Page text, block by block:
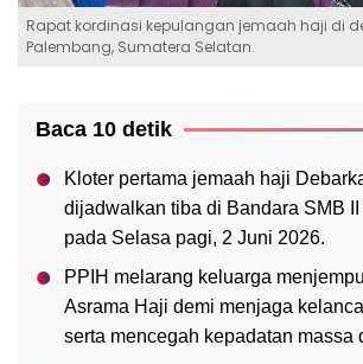
Rapat kordinasi kepulangan jemaah haji di
Palembang, Sumatera Selatan.
Baca 10 detik
Kloter pertama jemaah haji
dijadwalkan tiba di Bandara SMB
pada Selasa pagi, 2 Juni 2026.
PPIH melarang keluarga
Asrama Haji demi menjaga
serta mencegah kepadatan massa